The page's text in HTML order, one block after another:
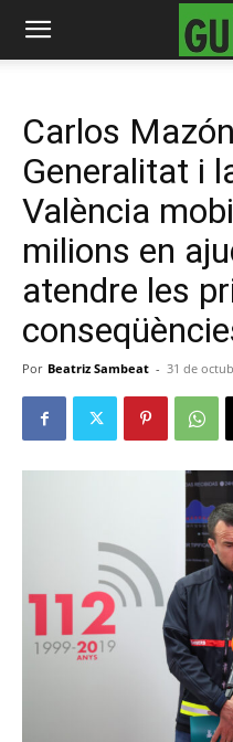
Carlos
Generalitat i
València
milions en
atendre les
Por Beatriz Sambeat - 31 de